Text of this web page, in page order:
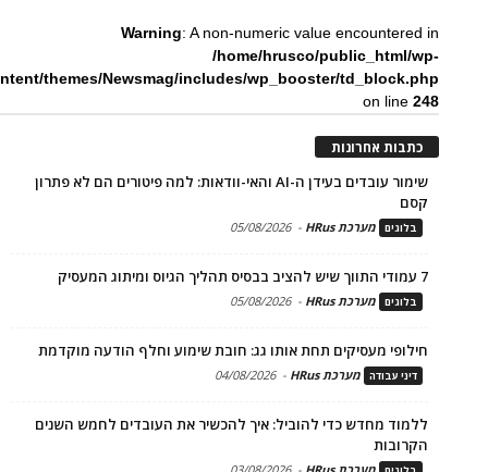
Warning: A non-numeric value encountered in
/home/hrusco/public_html/wp-
themes/Newsmag/includes/wp_booster/td_block.php
on line248
כתבות אחרונות
שימור עובדים בעידן ה-AI והאי-וודאות: למה פיטורים הם לא פתרון
קסם
בלוגים מערכת HRus -
05/08/2026
7 עמודי התווך שיש להציב בבסיס תהליך הגיוס ומיתוג המעסיק
בלוגים מערכת HRus -
05/08/2026
חילופי מעסיקים תחת אותו גג: חובת שימוע וחלף הודעה מוקדמת
דיני עבודה מערכת HRus -
04/08/2026
ללמוד מחדש כדי להוביל: איך להכשיר את העובדים לחמש השנים
הקרובות